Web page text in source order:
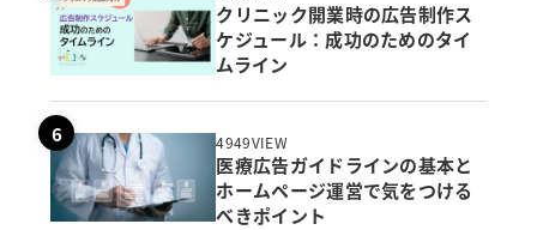
クリニック開業時の広告制作ス
ケジュール：成功のためのタイ
ムライン
4949VIEW
医療広告ガイドラインの基本と
ホームページ運営で気をつける
べきポイント